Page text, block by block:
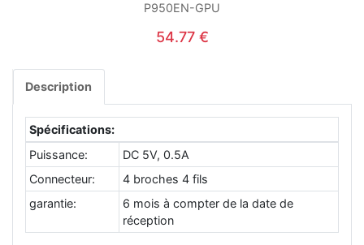
P950EN-GPU
54.77 €
Description
Spécifications:
Puissance:
DC 5V, 0.5A
Connecteur:
4 broches 4 fils
garantie:
6 mois à compter de la date de
réception